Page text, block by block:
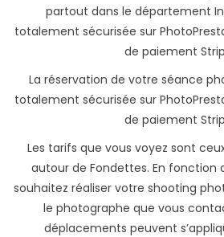
partout dans le département
totalement sécurisée sur
de paiement
La réservation de votre séance
totalement sécurisée sur
de paiement
Les tarifs que vous voyez sont
autour de Fondettes. En fonction
souhaitez réaliser votre shooting
le photographe que vous
déplacements peuvent